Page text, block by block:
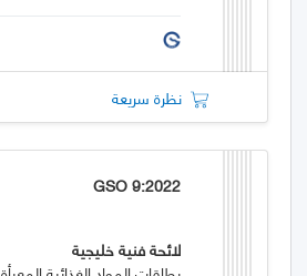
نظرة سريعة
GSO 9:2022
لائحة فنية خليجية